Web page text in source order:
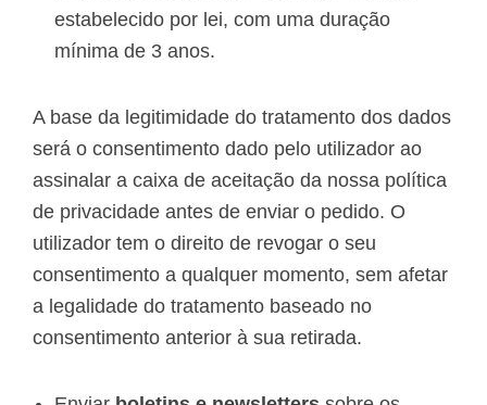
estabelecido por lei, com uma duração
mínima de 3 anos.
A base da legitimidade do tratamento dos dados
será o consentimento dado pelo utilizador ao
assinalar a caixa de aceitação da nossa política
de privacidade antes de enviar o pedido. O
utilizador tem o direito de revogar o seu
consentimento a qualquer momento, sem afetar
a legalidade do tratamento baseado no
consentimento anterior à sua retirada.